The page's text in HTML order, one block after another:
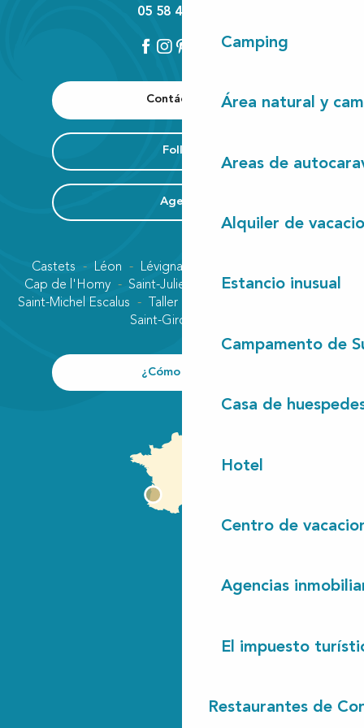
Camping
Área natural y
Areas de
Alquiler de
Estancio inusual
Campamento de
Casa de
Hotel
Centro de
Agencias
El impuesto
Restaurantes de
Contáctenos
Folleto
Agenda
05 58 42 89 80
Castets Léon Lévignacq
Cap de l'Homy
Saint-Julien-en-Born
Contis plage
Saint-Michel Escalus
Taller
Saint-Girons plage
¿Cómo llegar?